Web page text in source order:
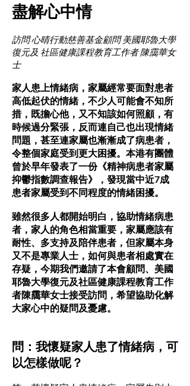
盡解心中情
訪問 心晴行動慈善基金顧問 美國耶魯大學
復元及 社區健康課程教育工作者 陳靄華女
士
家人患上情緒病，家屬經常要面對患者
高低起伏的情緒，不少人可能會不知所
措，既擔心他，又不知該如何照顧，有
時候過分緊張，反而連自己也出現情緒
問題，甚至連家屬也漸漸成了病患者，
令整個家庭受到更大困擾。本港有團體
曾於早年發表了一份《精神病患者家屬
抑鬱指數調查報告》，發現當中近7成
患者家屬受到不同程度的情緒困擾。
雖然很多人都開始明白，協助情緒病患
者，家人的角色相當重要，家屬應該有
耐性、多支持及陪伴患者，但家屬本身
又不是專業人士，如何與患者相處實在
存疑，今期我們邀請了本會顧問、美國
耶魯大學復元及社區健康課程教育工作
者陳靄華女士接受訪問，希望協助化解
大家心中的疑問及憂慮。
問：我懷疑家人患了情緒病，可
以怎樣做呢？